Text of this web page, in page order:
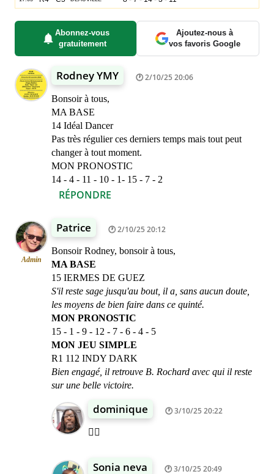
Abonnez-vous
gratuitement
Ajoutez-nous à
vos favoris Google
Rodney YMY 2/10/25 20:06
Bonsoir à tous,
MA BASE
14 Idéal Dancer
Pas très régulier ces derniers temps mais tout peut
changer à tout moment.
MON PRONOSTIC
14 - 4 - 11 - 10 - 1- 15 - 7 - 2
RÉPONDRE
Admin
Patrice 2/10/25 20:12
Bonsoir Rodney, bonsoir à tous,
MA BASE
15 IERMES DE GUEZ
S'il reste sage jusqu'au bout, il a, sans aucun doute,
les moyens de bien faire dans ce quinté.
MON PRONOSTIC
15 - 1 - 9 - 12 - 7 - 6 - 4 - 5
MON JEU SIMPLE
R1 112 INDY DARK
Bien engagé, il retrouve B. Rochard avec qui il reste
sur une belle victoire.
dominique 3/10/25 20:22
👍🏾
Sonia neva 3/10/25 20:49